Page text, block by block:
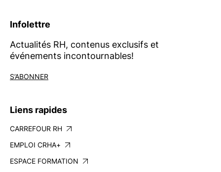
Infolettre
Actualités RH, contenus exclusifs et
événements incontournables!
S’ABONNER
Liens rapides
CARREFOUR RH
EMPLOI CRHA+
ESPACE FORMATION